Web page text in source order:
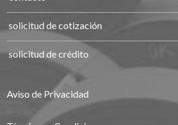
solicitud de cotización
solicitud de crédito
Aviso de Privacidad